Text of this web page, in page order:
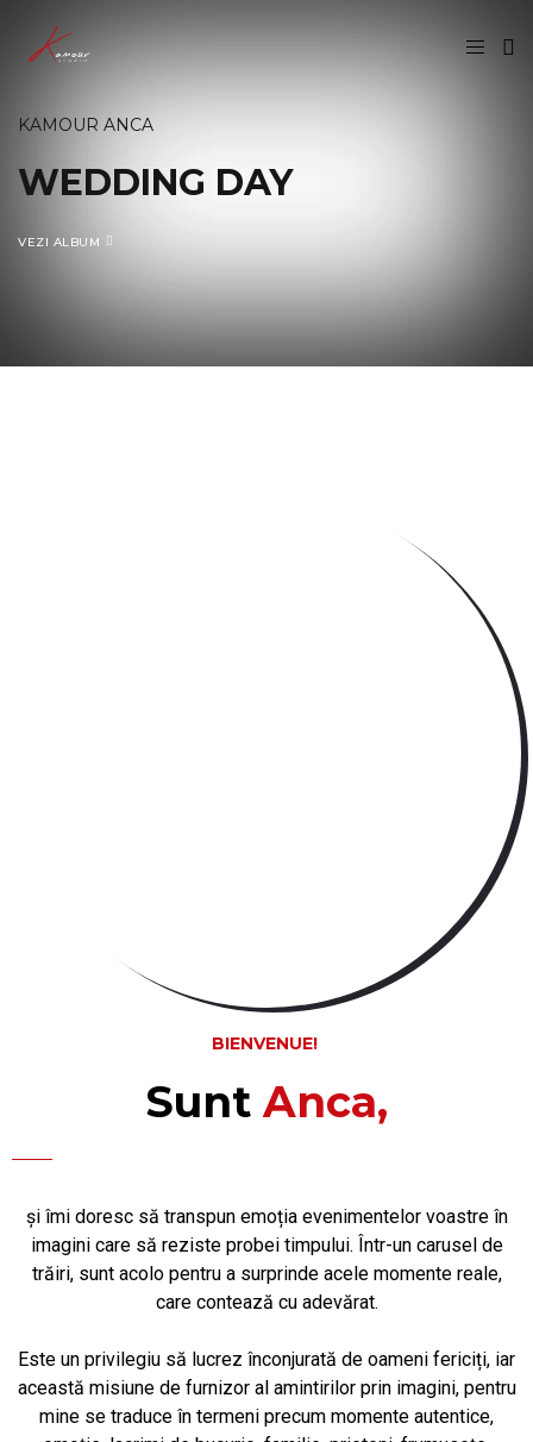
KAMOUR ANCA
WEDDING DAY
VEZI ALBUM
BIENVENUE!
SuntAnca,
și îmi doresc să transpun emoția evenimentelor voastre în
imagini care să reziste probei timpului. Într-un carusel de
trăiri, sunt acolo pentru a surprinde acele momente reale,
care contează cu adevărat.
Este un privilegiu să lucrez înconjurată de oameni fericiți, iar
această misiune de furnizor al amintirilor prin imagini, pentru
mine se traduce în termeni precum momente autentice,